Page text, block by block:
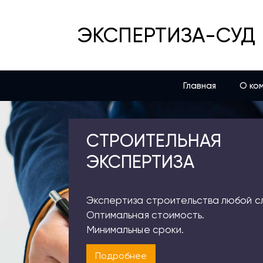
ЭКСПЕРТИЗА-СУД
Главная О
СТРОИТЕЛЬНАЯ
ЭКСПЕРТИЗА
Экспертиза строительства любой
Оптимальная стоимость.
Минимальные сроки.
Подробнее